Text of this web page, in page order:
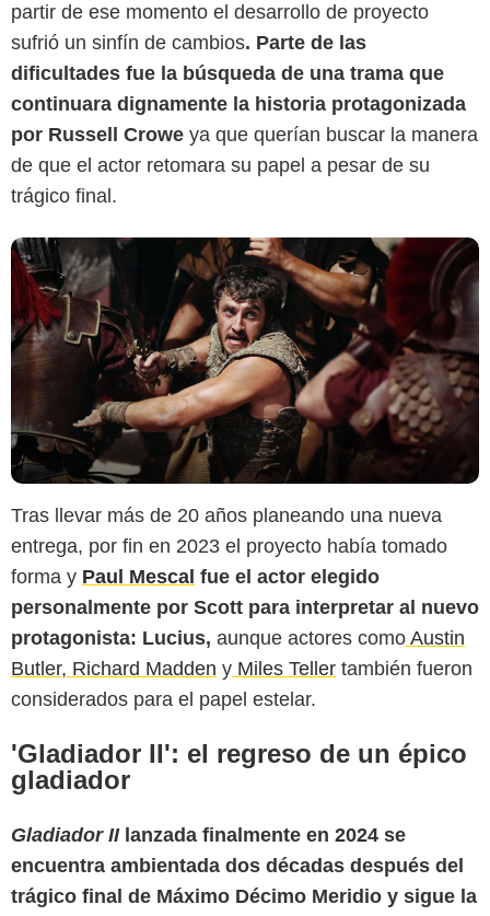
partir de ese momento el desarrollo de proyecto
sufrió un sinfín de cambios. Parte de las
dificultades fue la búsqueda de una trama que
continuara dignamente la historia protagonizada
por Russell Crowe ya que querían buscar la manera
de que el actor retomara su papel a pesar de su
trágico final.
Tras llevar más de 20 años planeando una nueva
entrega, por fin en 2023 el proyecto había tomado
forma y Paul Mescal fue el actor elegido
personalmente por Scott para interpretar al nuevo
protagonista: Lucius, aunque actores como Austin
Butler, Richard Madden y Miles Teller también fueron
considerados para el papel estelar.
'Gladiador II': el regreso de un épico
gladiador
Gladiador IIlanzada finalmente en 2024 se
encuentra ambientada dos décadas después del
trágico final de Máximo Décimo Meridio y sigue la